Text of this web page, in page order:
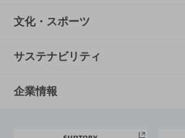
商品一覧
商品発売情報
栄養成分一覧
知る・楽しむTOP
キャンペーン
工場見学
文化・スポーツ
文化・スポーツTOP
サントリーホール
サステナビリティ
サステナビリティTOP
企業情報